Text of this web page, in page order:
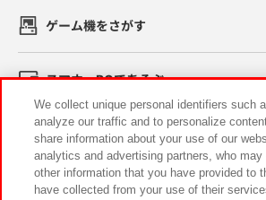
ゲーム機をさがす
スマホ・PCであそぶ
イベント・キャンペーン
We collect unique personal identifiers such
analyze our traffic and to personalize
share information about your use of our
analytics and advertising partners, who
other information that you have provided to
have collected from your use of their